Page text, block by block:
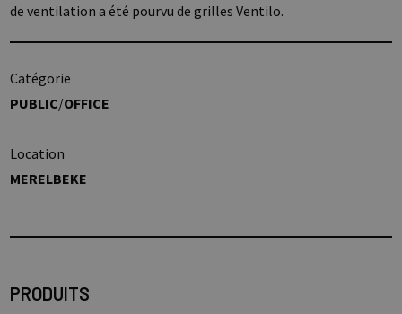
de ventilation a été pourvu de grilles Ventilo.
Catégorie
PUBLIC/OFFICE
Location
MERELBEKE
PRODUITS